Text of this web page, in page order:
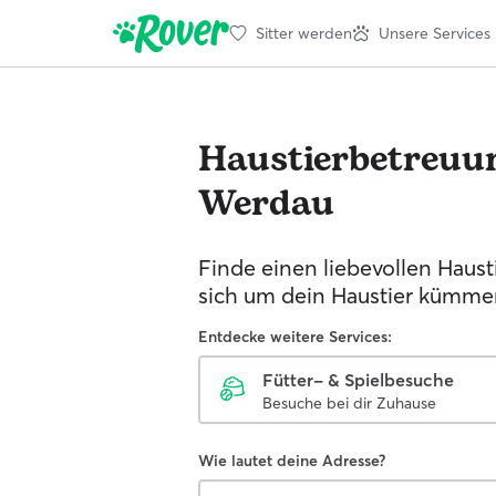
Sitter werden Unsere Services
Werdau
Finde einen liebevollen
sich um dein Haustier
Entdecke weitere Services:
Fütter- & Spielbesuche
Besuche bei dir Zuhause
Wie lautet deine Adresse?